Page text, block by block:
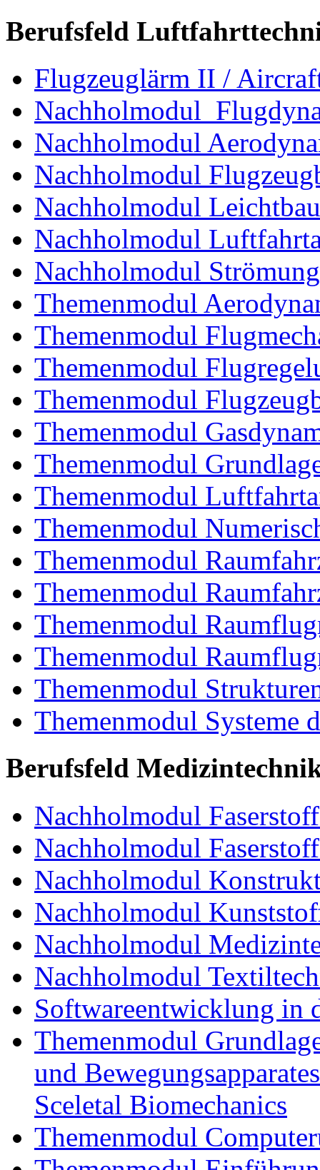
Berufsfeld
Flugzeuglärm II /
Nachholmodul
Nachholmodul
Nachholmodul
Nachholmodul Leichtbau
Nachholmodul
Nachholmodul
Themenmodul
Themenmodul
Themenmodul
Themenmodul
Themenmodul
Themenmodul
Themenmodul
Themenmodul
Themenmodul
Themenmodul
Themenmodul
Themenmodul
Themenmodul
Themenmodul Systeme
Berufsfeld
Nachholmodul
Nachholmodul
Nachholmodul
Nachholmodul
Nachholmodul
Nachholmodul
Softwareentwicklung in
Themenmodul
und
Sceletal Biomechanics
Themenmodul